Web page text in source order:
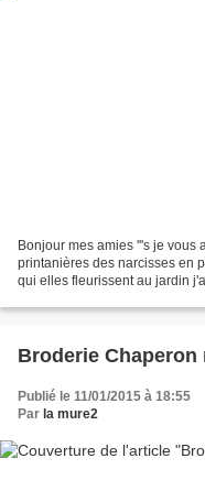
Bonjour mes amies '''s je
printanières des narcisses en
qui elles fleurissent au jardin
Broderie Chaperon
Publié le 11/01/2015 à 18:55
Par la mure2